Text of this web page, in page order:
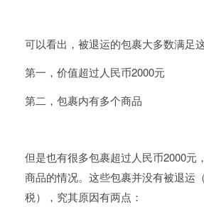
可以看出，被退运的包裹大多数满足
第一，价值超过人民币2000元
第二，包裹内有多个商品
但是也有很多包裹超过人民币2000元
商品的情况。这些包裹并没有被退运
税），究其原因有两点：